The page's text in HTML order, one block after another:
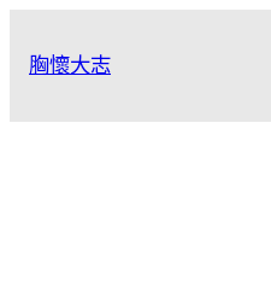
胸懷大志